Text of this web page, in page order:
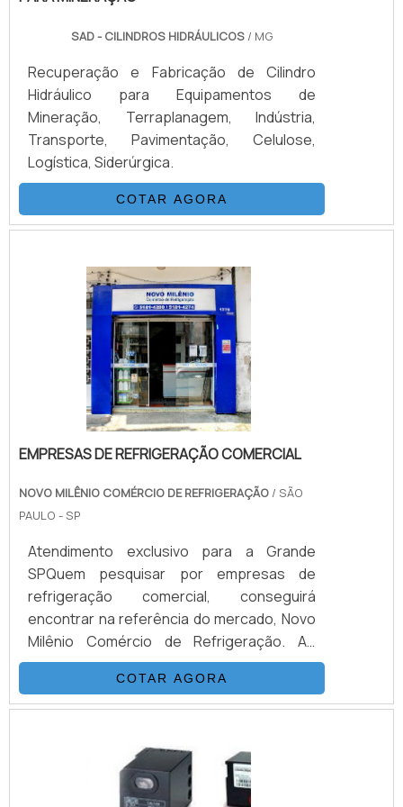
idoneidade em tudo que faz, comprovando
sua essência de trazer o melhor aos
SAD - CILINDROS HIDRÁULICOS/ MG
Recuperação e Fabricação de Cilindro
Hidráulico para Equipamentos de
Mineração, Terraplanagem, Indústria,
Transporte, Pavimentação, Celulose,
Logística, Siderúrgica.
COTAR AGORA
EMPRESAS DE REFRIGERAÇÃO COMERCIAL
NOVO MILÊNIO COMÉRCIO DE REFRIGERAÇÃO / SÃO
PAULO - SP
Atendimento exclusivo para a Grande
SPQuem pesquisar por empresas de
refrigeração comercial, conseguirá
encontrar na referência do mercado, Novo
Milênio Comércio de Refrigeração. Ao
solicitar um orçamento na organização que
melhor atende no ramo, o cliente terá
acesso a serviços prestados por uma
solucionar qualquer demanda.MAIS
INFORMAÇÕES SOBRE EMPRESAS DE
REFRIGERAÇÃO COMERCIALSe alguém
COTAR AGORA